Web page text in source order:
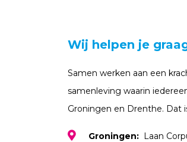
Wij helpen je
Samen werken aan een
samenleving waarin
Groningen en Drenthe. Dat
Groningen: Laan